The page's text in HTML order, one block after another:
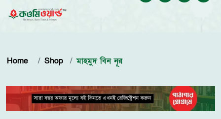
Home Shop মাহমুদ বিন নূর